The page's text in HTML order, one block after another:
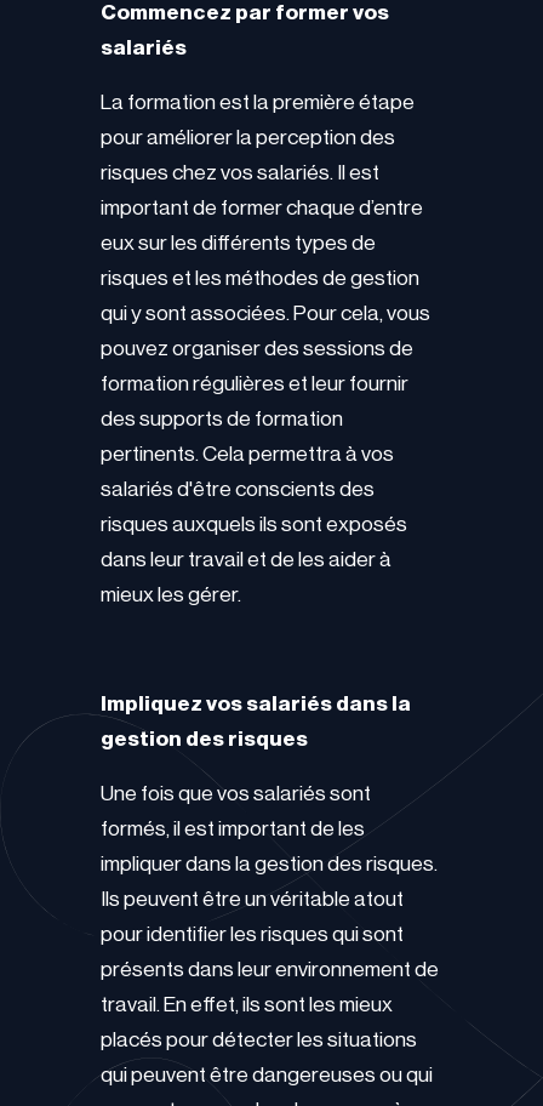
Commencez par former vos
salariés
La formation est la première étape
pour améliorer la perception des
risques chez vos salariés. Il est
important de former chaque d’entre
eux sur les différents types de
risques et les méthodes de gestion
qui y sont associées. Pour cela, vous
pouvez organiser des sessions de
formation régulières et leur fournir
des supports de formation
pertinents. Cela permettra à vos
salariés d'être conscients des
risques auxquels ils sont exposés
dans leur travail et de les aider à
mieux les gérer.
Impliquez vos salariés dans la
gestion des risques
Une fois que vos salariés sont
formés, il est important de les
impliquer dans la gestion des risques.
Ils peuvent être un véritable atout
pour identifier les risques qui sont
présents dans leur environnement de
travail. En effet, ils sont les mieux
placés pour détecter les situations
qui peuvent être dangereuses ou qui